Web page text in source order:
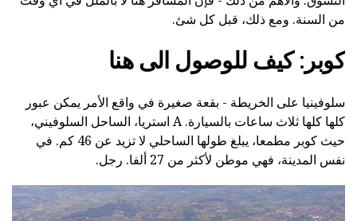
من السنة. ومع ذلك، قبل كل شئ.
كوبر: كيف للوصول الى هنا
سلوفينيا على الخريطة - بقعة صغيرة في واقع الأمر يمكن عبور
كلها كلها ثلاث ساعات بالسيارة. A استريا، الساحل السلوفيني،
حيث كوبر مطمعا، يبلغ طولها الساحلي لا تزيد عن 46 كم. في
نفس المدينة، فهي موطن لأكثر من 27 ألفا. رجل.